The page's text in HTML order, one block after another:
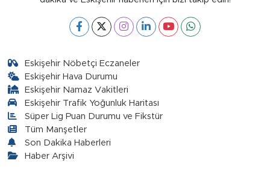
Eskişehir Nöbetçi Eczaneler
Eskişehir Hava Durumu
Eskişehir Namaz Vakitleri
Eskişehir Trafik Yoğunluk Haritası
Süper Lig Puan Durumu ve Fikstür
Tüm Manşetler
Son Dakika Haberleri
Haber Arşivi